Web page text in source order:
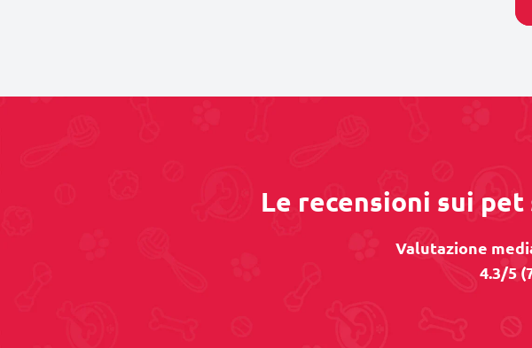
Le recensioni sui
Valutazione
4.3/5